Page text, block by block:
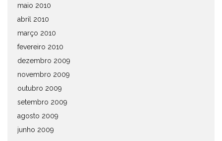
maio 2010
abril 2010
março 2010
fevereiro 2010
dezembro 2009
novembro 2009
outubro 2009
setembro 2009
agosto 2009
junho 2009